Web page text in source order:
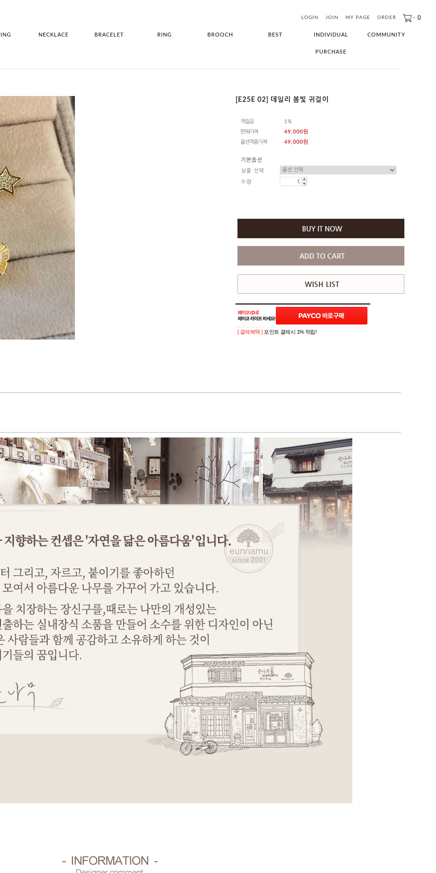
LOGIN JOIN MY PAGE ORDER - 0
NECKLACE BRACELET RING BROOCH BEST INDIVIDUAL
PURCHASE
COMMUNITY
[E25E 02] 데일리 봄빛 귀걸이
적립금
1%
판매가격
49,000원
옵션적용가격
49,000원
기본옵션
상품 선택
수량
페이코 ID로 페이코
[ 결제혜택 ] 포인트 결제시 1% 적립!